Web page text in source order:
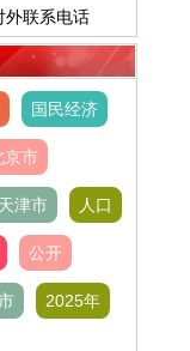
外联系电话
国民经济
京市
天津市 人口
公开
2025年